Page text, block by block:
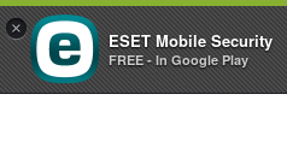
×
ESET Mobile Security
FREE - In Google Play